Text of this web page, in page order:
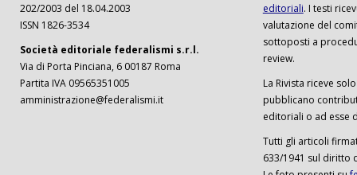
202/2003 del 18.04.2003
ISSN 1826-3534
Società editoriale federalismi s.r.l.
Via di Porta Pinciana, 6 00187 Roma
Partita IVA 09565351005
amministrazione@federalismi.it
editoriali. I testi
valutazione del
sottoposti a
review.
La Rivista riceve
pubblicano
editoriali o ad esse
Tutti gli articoli
633/1941 sul diritto